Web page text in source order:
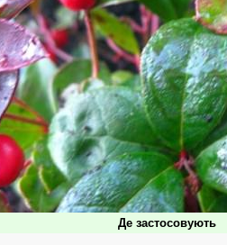
Де застосовують